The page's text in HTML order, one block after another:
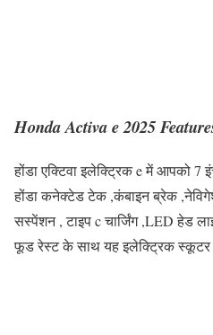
Honda Activae 2025
होंडा एक्टिवा इलेक्ट्रिक e में आपको
होंडा कनेक्टेड टेक ,कंबाइन ब्रेक
सस्पेंशन , टाइप c चार्जिंग ,LED हेड
फूड रेस्ट के साथ यह इलेक्ट्रिक स्कूटर